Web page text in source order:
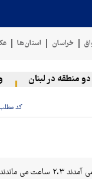
خراسان استان‌ها
منطقه در لبنان
کد
رئیس فدراسیون فوتبال: شهید سلامی به شدت فوتبالی بودند. وقتی به تمرین تیم ملی